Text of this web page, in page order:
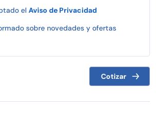
el Aviso de Privacidad
sobre novedades y ofertas
Cotizar